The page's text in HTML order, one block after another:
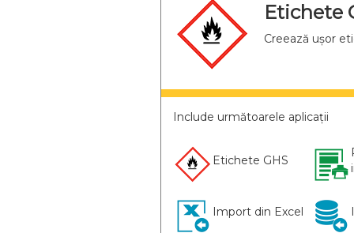
Etichete
Creează ușor
Include următoarele aplicații
Etichete GHS
Import din Excel